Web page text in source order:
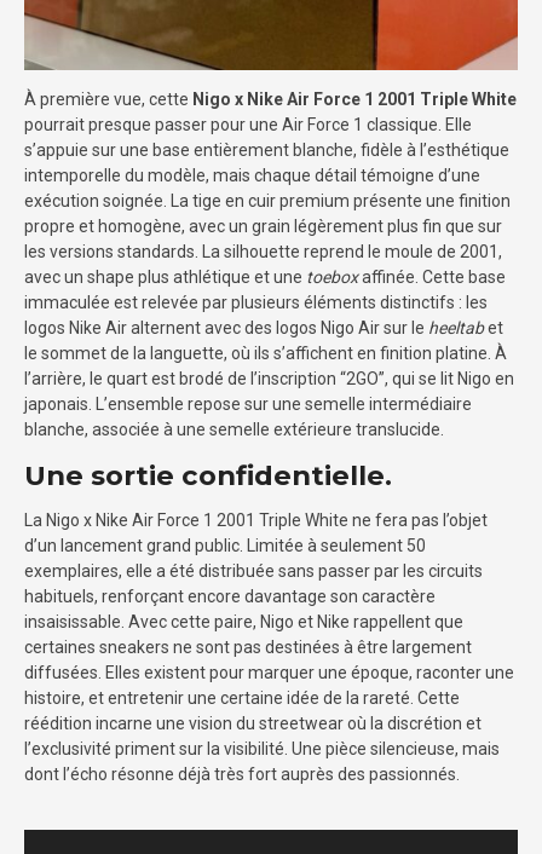
À première vue, cette Nigo x Nike Air Force 1 2001 Triple White
pourrait presque passer pour une Air Force 1 classique. Elle
s’appuie sur une base entièrement blanche, fidèle à l’esthétique
intemporelle du modèle, mais chaque détail témoigne d’une
exécution soignée. La tige en cuir premium présente une finition
propre et homogène, avec un grain légèrement plus fin que sur
les versions standards. La silhouette reprend le moule de 2001,
avec un shape plus athlétique et une toeboxaffinée. Cette base
immaculée est relevée par plusieurs éléments distinctifs : les
logos Nike Air alternent avec des logos Nigo Air sur le heeltabet
le sommet de la languette, où ils s’affichent en finition platine. À
l’arrière, le quart est brodé de l’inscription “2GO”, qui se lit Nigo en
japonais. L’ensemble repose sur une semelle intermédiaire
blanche, associée à une semelle extérieure translucide.
Une sortie confidentielle.
La Nigo x Nike Air Force 1 2001 Triple White ne fera pas l’objet
d’un lancement grand public. Limitée à seulement 50
exemplaires, elle a été distribuée sans passer par les circuits
habituels, renforçant encore davantage son caractère
insaisissable. Avec cette paire, Nigo et Nike rappellent que
certaines sneakers ne sont pas destinées à être largement
diffusées. Elles existent pour marquer une époque, raconter une
histoire, et entretenir une certaine idée de la rareté. Cette
réédition incarne une vision du streetwear où la discrétion et
l’exclusivité priment sur la visibilité. Une pièce silencieuse, mais
dont l’écho résonne déjà très fort auprès des passionnés.